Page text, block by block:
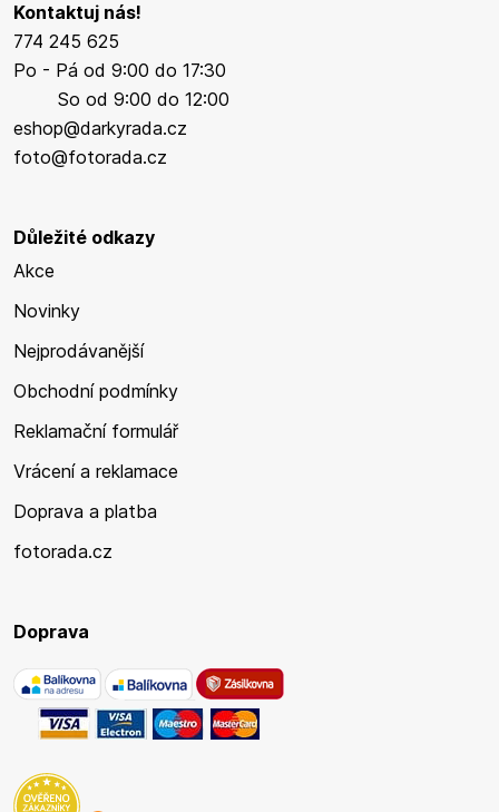
Kontaktuj nás!
774 245 625
Po - Pá od 9:00 do 17:30
So od 9:00 do 12:00
eshop@darkyrada.cz
foto@fotorada.cz
Důležité odkazy
Akce
Novinky
Nejprodávanější
Obchodní podmínky
Reklamační formulář
Vrácení a reklamace
Doprava a platba
fotorada.cz
Doprava